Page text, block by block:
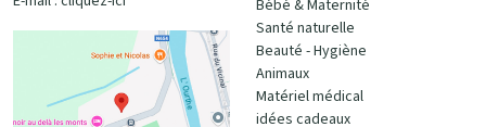
Bébé & Maternité
Santé naturelle
Beauté - Hygiène
Animaux
Matériel médical
idées cadeaux